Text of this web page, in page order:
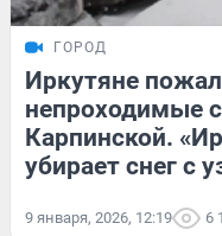
ГОРОД
Иркутяне
непроходимые
Карпинской.
убирает снег с
9 января, 2026, 12:19 6